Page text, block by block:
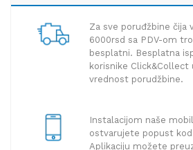
Za sve poruđžbine čija
6000rsd sa PDV-om
besplatni. Besplatna
korisnike Click&Collect
vrednost porudžbine.
Instalacijom naše
ostvarujete popust
Aplikaciju možete